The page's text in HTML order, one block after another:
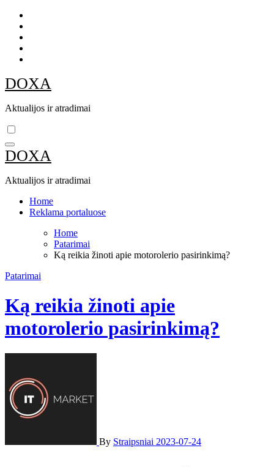
Skip
content
DOXA
Aktualijos ir atradimai
DOXA
Aktualijos ir atradimai
Home
Reklama portaluose
Home
Patarimai
Ką reikia žinoti apie motorolerio pasirinkimą?
Patarimai
Ką reikia žinoti apie
motorolerio pasirinkimą?
By Straipsniai 2023-07-24